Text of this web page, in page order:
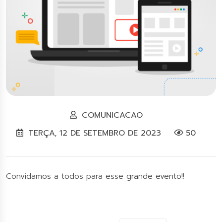
COMUNICACAO
TERÇA, 12 DE SETEMBRO DE 2023
50
Convidamos a todos para esse grande evento!!